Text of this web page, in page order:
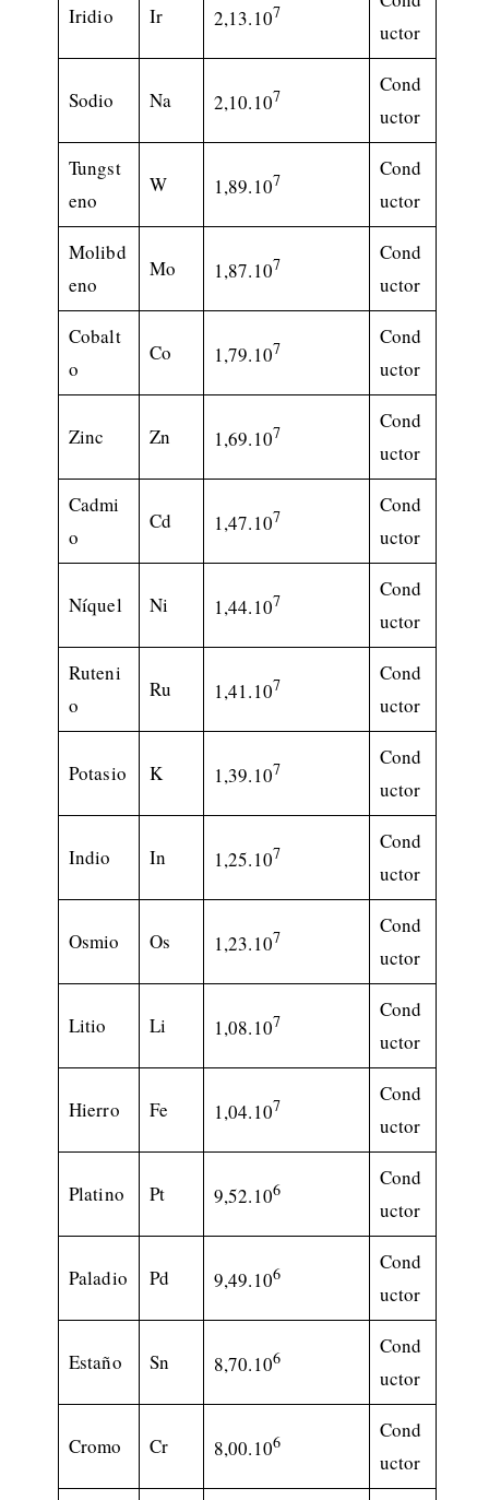
Iridio Ir 2,13.107
uctor
Sodio Na 2,10.107
Cond
uctor
Tungst
eno
W 1,89.107
Cond
uctor
Molibd
eno
Mo 1,87.107
Cond
uctor
Cobalt
o
Co 1,79.107
Cond
uctor
Zinc Zn 1,69.107
Cond
uctor
Cadmi
o
Cd 1,47.107
Cond
uctor
Níquel Ni 1,44.107
Cond
uctor
Ruteni
o
Ru 1,41.107
Cond
uctor
Potasio K 1,39.107
Cond
uctor
Indio In 1,25.107
Cond
uctor
Osmio Os 1,23.107
Cond
uctor
Litio Li 1,08.107
Cond
uctor
Hierro Fe 1,04.107
Cond
uctor
Platino Pt 9,52.106
Cond
uctor
Paladio Pd 9,49.106
Cond
uctor
Estaño Sn 8,70.106
Cond
uctor
Cromo Cr 8,00.106
Cond
uctor